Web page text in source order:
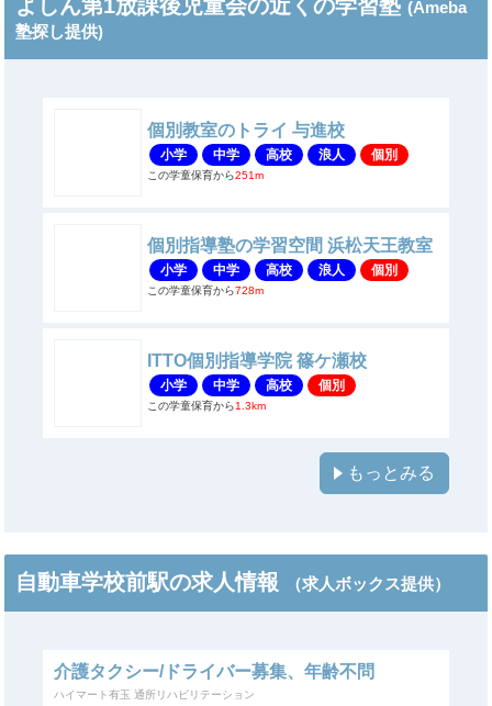
よしん第1放課後児童会の近くの学習塾 (Ameba
塾探し提供)
個別教室のトライ 与進校
小学 中学 高校 浪人 個別
この学童保育から251m
個別指導塾の学習空間 浜松天王教室
小学 中学 高校 浪人 個別
この学童保育から728m
ITTO個別指導学院 篠ケ瀬校
小学 中学 高校 個別
この学童保育から1.3km
もっとみる
自動車学校前駅の求人情報 （求人ボックス提供）
介護タクシー/ドライバー募集、年齢不問
ハイマート有玉 通所リハビリテーション